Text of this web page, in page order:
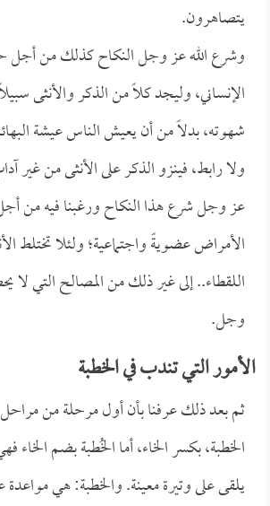
يتصاهرون.
وشرع الله عز وجل النكاح كذلك من أجل
الإنساني، وليجد كلاً من الذكر والأنثى
شهوته، بدلاً من أن يعيش الناس عيشة
ولا رابط، فينزو الذكر على الأنثى من غير
عز وجل شرع هذا النكاح ورغبنا فيه من
الأمراض عضويةً واجتماعية؛ ولئلا تختلط
اللقطاء.. إلى غير ذلك من المصالح التي لا
وجل.
الأمور التي تندب في الخطبة
ثم بعد ذلك عرفنا بأن أول مرحلة من
الخطبة، بكسر الخاء، أما الخُطبة بضم الخاء
يلقى على وتيرة معينة. والخطبة: هي مواعدة